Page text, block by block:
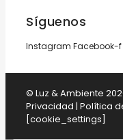
Síguenos
Instagram Facebook-f
© Luz & Ambiente
Privacidad | Política
[cookie_settings]